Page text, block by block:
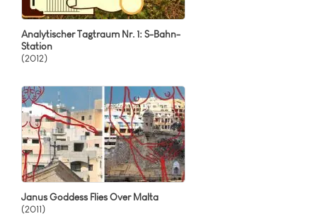
Analytischer Tagtraum Nr. 1: S-Bahn-
Station
(2012)
Janus Goddess Flies Over Malta
(2011)